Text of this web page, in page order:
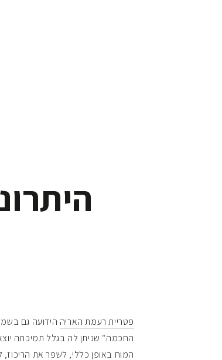
פטריית רעמת האריה הידועה גם
החכמה" שניתן לה בגלל תמיכתה
המוח באופן כללי, לשפר את הריכוז,